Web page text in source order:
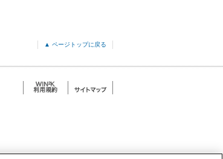
▲ ページトップに戻る